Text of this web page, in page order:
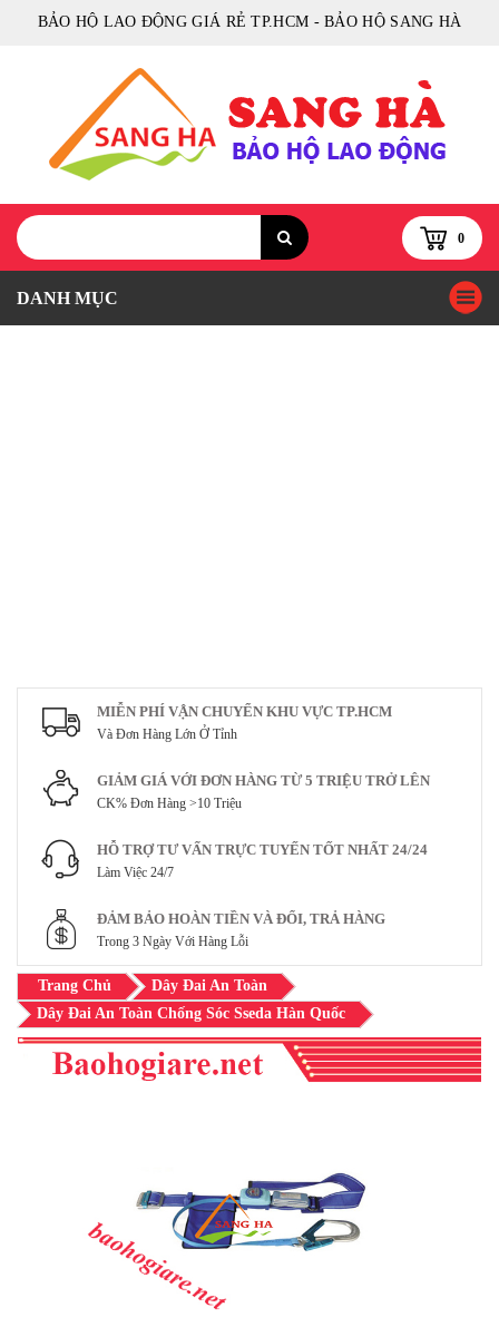
BẢO HỘ LAO ĐỘNG GIÁ RẺ TP.HCM - BẢO HỘ SANG HÀ
0
DANH MỤC
MIỄN PHÍ VẬN CHUYỂN KHU VỰC TP.HCM
Và Đơn Hàng Lớn Ở Tỉnh
GIẢM GIÁ VỚI ĐƠN HÀNG TỪ 5 TRIỆU TRỞ LÊN
CK% Đơn Hàng >10 Triệu
HỖ TRỢ TƯ VẤN TRỰC TUYẾN TỐT NHẤT 24/24
Làm Việc 24/7
ĐẢM BẢO HOÀN TIỀN VÀ ĐỔI, TRẢ HÀNG
Trong 3 Ngày Với Hàng Lỗi
Trang Chủ
Dây Đai An Toàn
Dây Đai An Toàn Chống Sóc Sseda Hàn Quốc